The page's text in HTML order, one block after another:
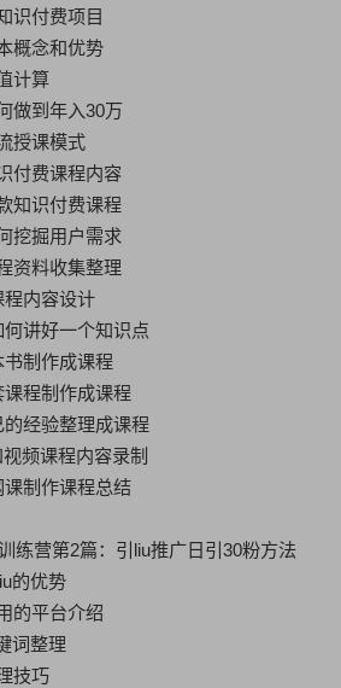
识付费项目
概念和优势
计算
做到年入30万
授课模式
付费课程内容
知识付费课程
挖掘用户需求
资料收集整理
程内容设计
何讲好一个知识点
书制作成课程
课程制作成课程
的经验整理成课程
视频课程内容录制
课制作课程总结
练营第2篇：引liu推广日引30粉方法
的优势
的平台介绍
词整理
技巧